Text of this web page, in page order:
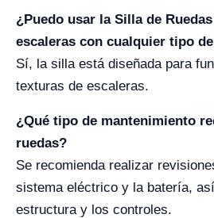
¿Puedo usar la Silla de Ruedas
escaleras con cualquier tipo
Sí, la silla está diseñada para
texturas de escaleras.
¿Qué tipo de mantenimiento
ruedas?
Se recomienda realizar
sistema eléctrico y la batería,
estructura y los controles.